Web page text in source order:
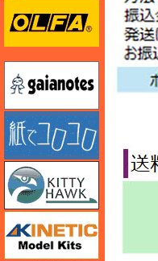
オルファ
ガイアノーツ
キティホーク